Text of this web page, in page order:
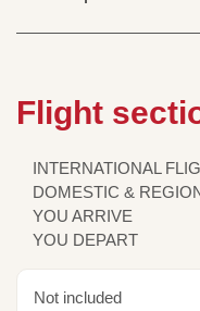
Flight
INTERNATIONAL
DOMESTIC &
YOU ARRIVE
YOU DEPART
Not included